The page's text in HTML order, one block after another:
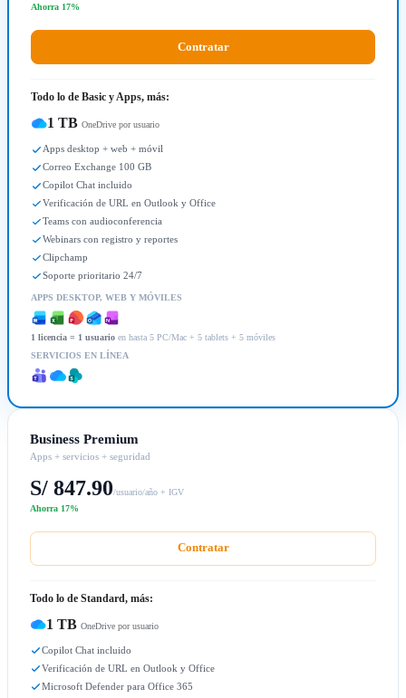
Ahorra 17%
Contratar
Todo lo de Basic y Apps, más:
1 TB OneDrive por usuario
Apps desktop + web + móvil
Correo Exchange 100 GB
Copilot Chat incluido
Verificación de URL en Outlook y Office
Teams con audioconferencia
Webinars con registro y reportes
Clipchamp
Soporte prioritario 24/7
APPS DESKTOP, WEB Y MÓVILES
1 licencia = 1 usuario en hasta 5 PC/Mac + 5 tablets + 5 móviles
SERVICIOS EN LÍNEA
Business Premium
Apps + servicios + seguridad
S/ 847.90/usuario/año + IGV
Ahorra 17%
Contratar
Todo lo de Standard, más:
1 TB OneDrive por usuario
Copilot Chat incluido
Verificación de URL en Outlook y Office
Microsoft Defender para Office 365